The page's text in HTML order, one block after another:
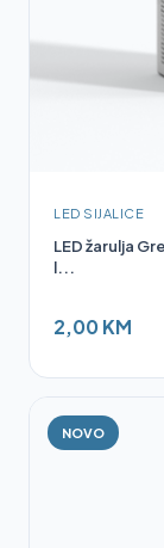
LED SIJALICE
LED žarulja
l...
2,00 KM
NOVO